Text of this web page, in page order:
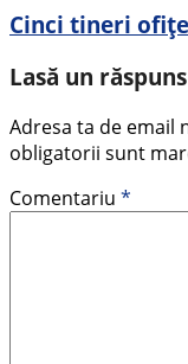
Cinci tineri
Lasă un răspuns
Adresa ta de email
obligatorii sunt
Comentariu *